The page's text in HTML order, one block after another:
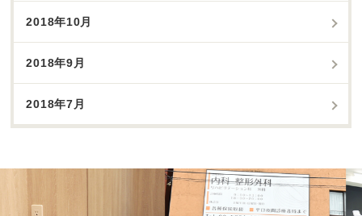
2018年10月
2018年9月
2018年7月